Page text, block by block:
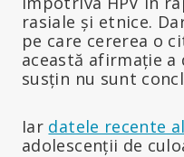
rasiale și etnice.
pe care cererea o
această afirmație a
susțin nu sunt
Iar datele recente
adolescenții de